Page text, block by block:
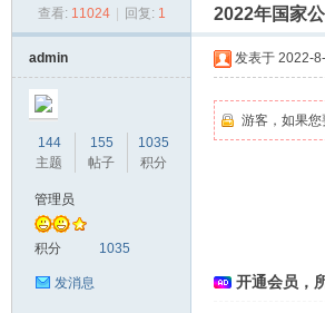
› ›
查看: 11024 回复: 1 2022年国家
admin
144
主题
155
帖子
1035
积分
管理员
积分 1035
发消息
发表于 2022-
游客，如果
开通会员，